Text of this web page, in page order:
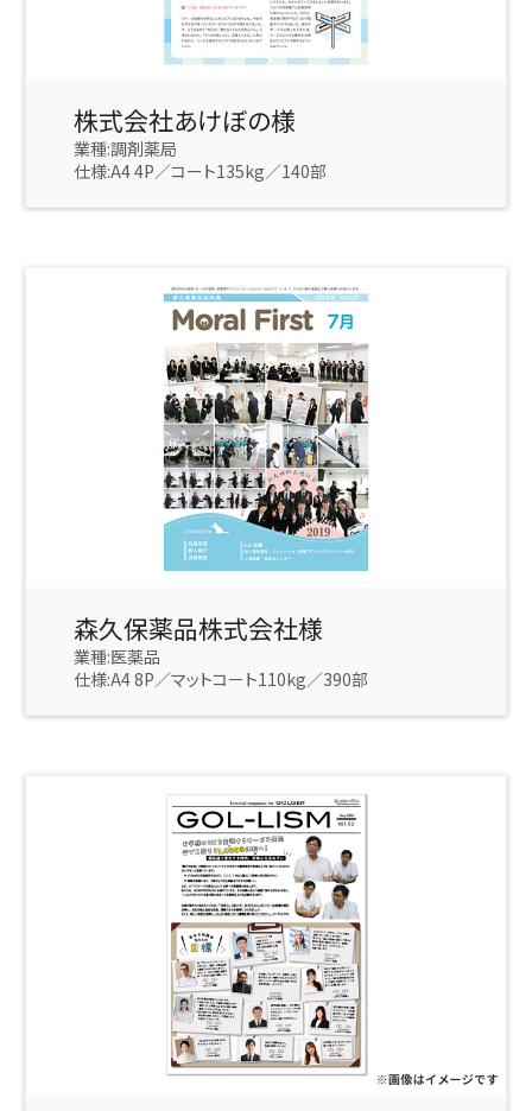
株式会社あけぼの様
業種:調剤薬局
仕様:A4 4P／コート135kg／140部
森久保薬品株式会社様
業種:医薬品
仕様:A4 8P／マットコート110kg／390部